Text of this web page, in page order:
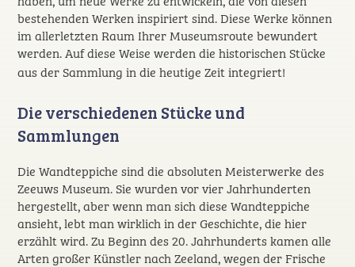
bestehenden Werken inspiriert sind. Diese Werke können
im allerletzten Raum Ihrer Museumsroute bewundert
werden. Auf diese Weise werden die historischen Stücke
aus der Sammlung in die heutige Zeit integriert!
Die verschiedenen Stücke und
Sammlungen
Die Wandteppiche sind die absoluten Meisterwerke des
Zeeuws Museum. Sie wurden vor vier Jahrhunderten
hergestellt, aber wenn man sich diese Wandteppiche
ansieht, lebt man wirklich in der Geschichte, die hier
erzählt wird. Zu Beginn des 20. Jahrhunderts kamen alle
Arten großer Künstler nach Zeeland, wegen der Frische